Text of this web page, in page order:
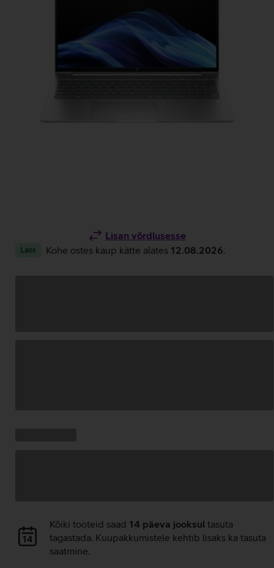
Lisan võrdlusesse
Laos Kohe ostes kaup kätte alates 12.08.2026
Andmete
laadimine
Kõiki tooteid saad 14 päeva jooksul tasuta
tagastada. Kuupakkumistele kehtib lisaks ka tasuta
saatmine.